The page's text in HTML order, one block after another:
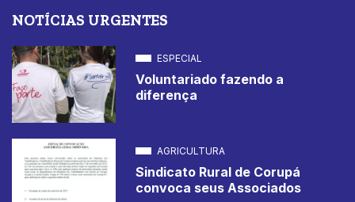
NOTÍCIAS URGENTES
ESPECIAL
Voluntariado fazendo a
diferença
AGRICULTURA
Sindicato Rural de Corupá
convoca seus Associados